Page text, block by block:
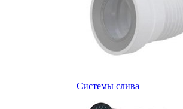
Системы слива